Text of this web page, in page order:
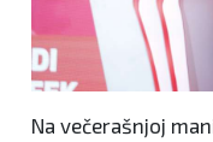
Na večerašnjoj